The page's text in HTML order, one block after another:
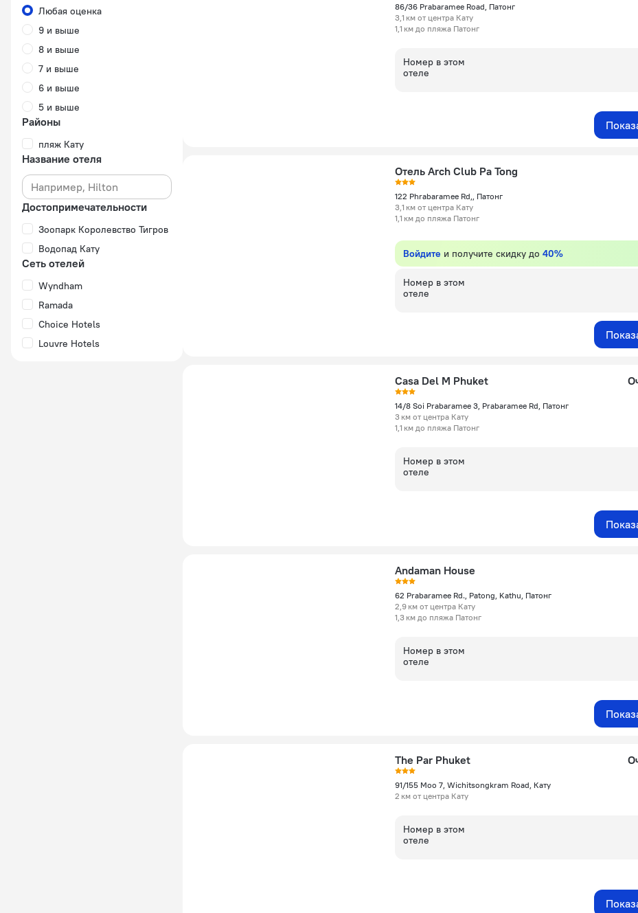
Любая оценка
9 и выше
8 и выше
7 и выше
6 и выше
5 и выше
Районы
пляж Кату
Название отеля
Достопримечательности
Зоопарк Королевство Тигров
Водопад Кату
Сеть отелей
Wyndham
Ramada
Choice Hotels
Louvre Hotels
86/36 Prabaramee Road, Патонг
3,1 км от центра Кату
1,1 км до пляжа Патонг
Номер в этом
отеле
Отель Arch Club Pa Tong
122 Phrabaramee Rd,, Патонг
3,1 км от центра Кату
1,1 км до пляжа Патонг
Войдите и получите скидку до 40%
Номер в этом
отеле
Casa Del M Phuket
14/8 Soi Prabaramee 3, Prabaramee Rd, Патонг
3 км от центра Кату
1,1 км до пляжа Патонг
Номер в этом
отеле
Andaman House
62 Prabaramee Rd., Patong, Kathu, Патонг
2,9 км от центра Кату
1,3 км до пляжа Патонг
Номер в этом
отеле
The Par Phuket
91/155 Moo 7, Wichitsongkram Road, Кату
2 км от центра Кату
Номер в этом
отеле